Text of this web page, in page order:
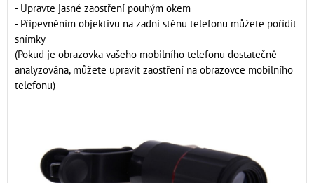
- Upravte jasné zaostření pouhým okem
- Připevněním objektivu na zadní stěnu telefonu můžete pořídit
snímky
(Pokud je obrazovka vašeho mobilního telefonu dostatečně
analyzována, můžete upravit zaostření na obrazovce mobilního
telefonu)